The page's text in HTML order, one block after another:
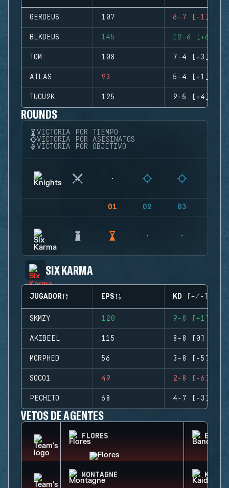
GERDEUS 107 6-7 (-1)
BLKDEUS 145 12-6 (+6)
TOM 108 7-4 (+3)
ATLAS 93 5-4 (+1)
TUCU2K 125 9-5 (+4)
ROUNDS
VICTORIA POR TIEMPO
VICTORIA POR ASESINATOS
VICTORIA POR OBJETIVO
01 02 03
SIX KARMA
JUGADOR EPS KD (+/-)
SKMZY 120 9-8 (+1)
AKIBEEL 115 8-8 (0)
MORPHED 56 3-8 (-5)
SOCO1 49 2-8 (-6)
PECHITO 68 4-7 (-3)
VETOS DE AGENTES
FLORES
MONTAGNE KAID